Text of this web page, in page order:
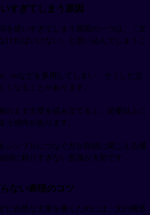
すぎてしまう原因
を使いすぎてしまう原因の一つは、「文
ければいけない」と思い込んでしまうこ
、soなどを多用してしまい、そうした文
くなることがあります。
のまま文章を組み立てると、必要以上に
う傾向があります。
シンプルにつなぐ方が自然に聞こえる場
詞に頼りすぎない意識が大切です。
ない表現のコツ
に自然な文章を書くためには、文の構造